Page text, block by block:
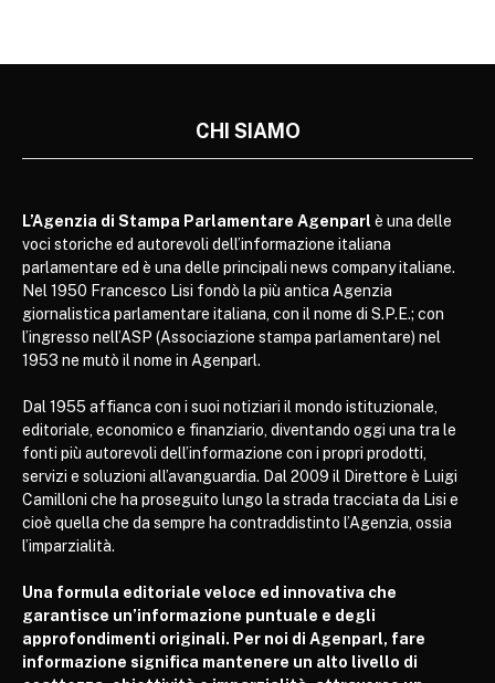
CHI SIAMO
L’Agenzia di Stampa Parlamentare Agenparl è una delle
voci storiche ed autorevoli dell’informazione italiana
parlamentare ed è una delle principali news company italiane.
Nel 1950 Francesco Lisi fondò la più antica Agenzia
giornalistica parlamentare italiana, con il nome di S.P.E.; con
l’ingresso nell’ASP (Associazione stampa parlamentare) nel
1953 ne mutò il nome in Agenparl.
Dal 1955 affianca con i suoi notiziari il mondo istituzionale,
editoriale, economico e finanziario, diventando oggi una tra le
fonti più autorevoli dell’informazione con i propri prodotti,
servizi e soluzioni all’avanguardia. Dal 2009 il Direttore è Luigi
Camilloni che ha proseguito lungo la strada tracciata da Lisi e
cioè quella che da sempre ha contraddistinto l’Agenzia, ossia
l’imparzialità.
Una formula editoriale veloce ed innovativa che
garantisce un’informazione puntuale e degli
approfondimenti originali. Per noi di Agenparl, fare
informazione significa mantenere un alto livello di